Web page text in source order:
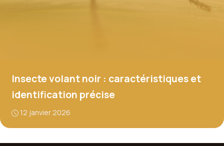
Insecte volant noir : caractéristiques et
identification précise
12 janvier 2026